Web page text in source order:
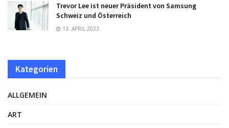
Trevor Lee ist neuer Präsident von Samsung
Schweiz und Österreich
13. APRIL 2023
Kategorien
ALLGEMEIN
ART